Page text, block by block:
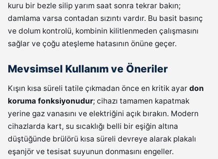
kuru bir bezle silip yarım saat sonra tekrar bakın;
damlama varsa contadan sızıntı vardır. Bu basit basınç
ve dolum kontrolü, kombinin kilitlenmeden çalışmasını
sağlar ve çoğu ateşleme hatasının önüne geçer.
Mevsimsel Kullanım ve Öneriler
Kışın kısa süreli tatile çıkmadan önce en kritik ayar don
koruma fonksiyonudur; cihazı tamamen kapatmak
yerine gaz vanasını ve elektriğini açık bırakın. Modern
cihazlarda kart, su sıcaklığı belli bir eşiğin altına
düştüğünde brülörü kısa süreli devreye alarak plakalı
eşanjör ve tesisat suyunun donmasını engeller.